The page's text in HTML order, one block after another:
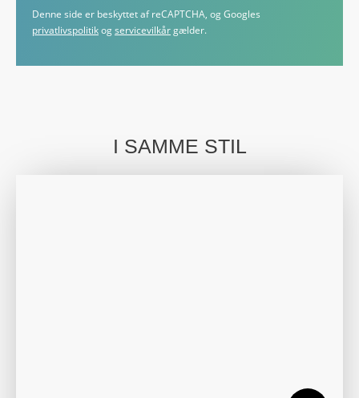
Denne side er beskyttet af reCAPTCHA, og Googles
privatlivspolitik og servicevilkår gælder.
I SAMME STIL